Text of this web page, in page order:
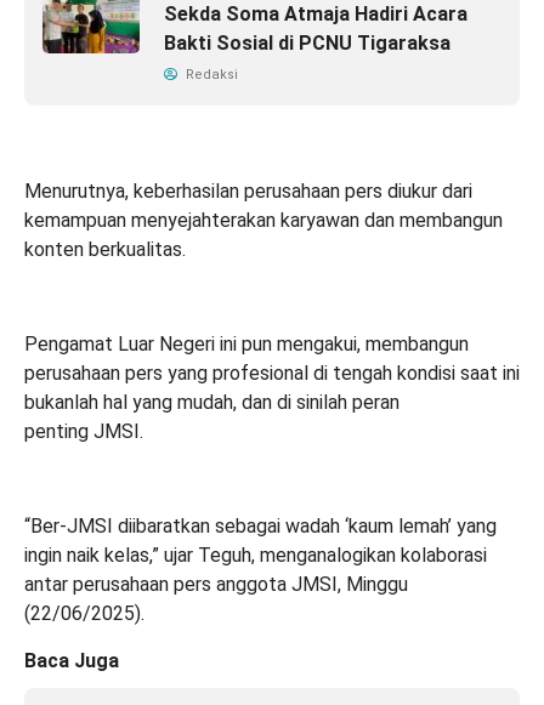
Sekda Soma Atmaja Hadiri Acara
Bakti Sosial di PCNU Tigaraksa
Redaksi
Menurutnya, keberhasilan perusahaan pers diukur dari
kemampuan menyejahterakan karyawan dan membangun
konten berkualitas.
Pengamat Luar Negeri ini pun mengakui, membangun
perusahaan pers yang profesional di tengah kondisi saat ini
bukanlah hal yang mudah, dan di sinilah peran
penting JMSI.
“Ber-JMSI diibaratkan sebagai wadah ‘kaum lemah’ yang
ingin naik kelas,” ujar Teguh, menganalogikan kolaborasi
antar perusahaan pers anggota JMSI, Minggu
(22/06/2025).
Baca Juga